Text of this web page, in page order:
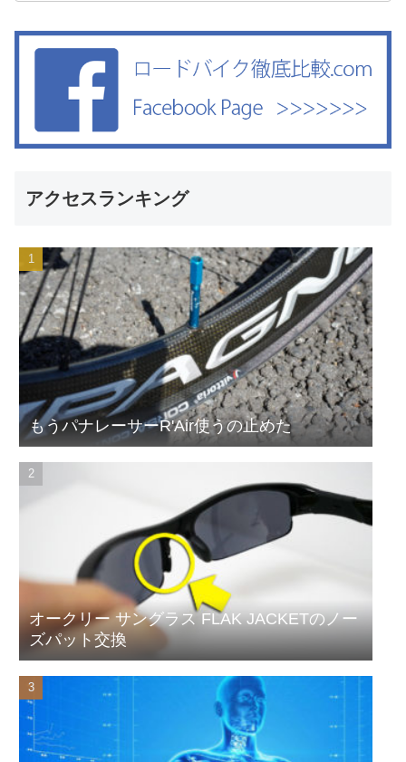
アクセスランキング
もうパナレーサーR'Air使うの止めた
オークリー サングラス FLAK JACKETのノー
ズパット交換